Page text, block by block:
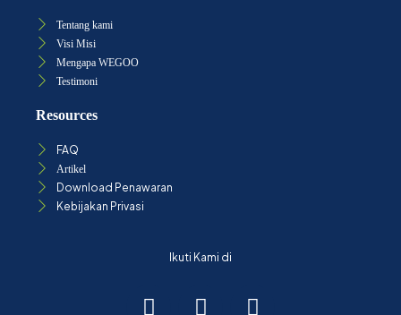
Tentang kami
Visi Misi
Mengapa WEGOO
Testimoni
Resources
FAQ
Artikel
Download Penawaran
Kebijakan Privasi
Ikuti Kami di